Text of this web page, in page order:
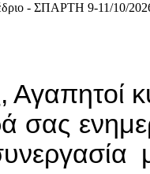
- ΣΠΑΡΤΗ 9-11/10/
Αγαπητοί
σας